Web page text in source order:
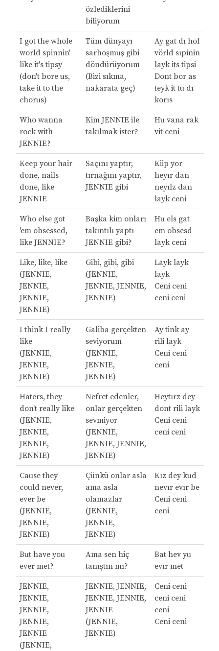
özlediklerini
biliyorum
I got the whole
world spinnin'
like it's tipsy
(don't bore us,
take it to the
chorus)
Tüm dünyayı
sarhoşmuş gibi
döndürüyorum
(Bizi sıkma,
nakarata geç)
Ay gat dı hol
vörld sıpinin
layk its tipsi
Dont bor as
teyk it tu dı
korıs
Who wanna
rock with
JENNIE?
Kim JENNIE ile
takılmak ister?
Hu vana rak
vit ceni
Keep your hair
done, nails
done, like
JENNIE
Saçını yaptır,
tırnağını yaptır,
JENNIE gibi
Kiip yor
heyır dan
neyılz dan
layk ceni
Who else got
'em obsessed,
like JENNIE?
Başka kim onları
takıntılı yaptı
JENNIE gibi?
Hu els gat
em obsesd
layk ceni
Like, like, like
(JENNIE,
JENNIE,
JENNIE,
JENNIE)
Gibi, gibi, gibi
(JENNIE,
JENNIE, JENNIE,
JENNIE)
Layk layk
layk
Ceni ceni
ceni ceni
I think I really
like
(JENNIE,
JENNIE,
JENNIE)
Galiba gerçekten
seviyorum
(JENNIE,
JENNIE,
JENNIE)
Ay tink ay
rili layk
Ceni ceni
ceni
Haters, they
don't really like
(JENNIE,
JENNIE,
JENNIE,
JENNIE)
Nefret edenler,
onlar gerçekten
sevmiyor
(JENNIE,
JENNIE, JENNIE,
JENNIE)
Heytırz dey
dont rili layk
Ceni ceni
ceni ceni
Cause they
could never,
ever be
(JENNIE,
JENNIE,
JENNIE)
Çünkü onlar asla
ama asla
olamazlar
(JENNIE,
JENNIE,
JENNIE)
Kız dey kud
nevır evır be
Ceni ceni
ceni
But have you
ever met?
Ama sen hiç
tanıştın mı?
Bat hev yu
evır met
JENNIE,
JENNIE,
JENNIE,
JENNIE,
JENNIE
(JENNIE,
JENNIE, JENNIE,
JENNIE, JENNIE,
JENNIE
(JENNIE,
JENNIE)
Ceni ceni
ceni ceni
ceni
Ceni ceni